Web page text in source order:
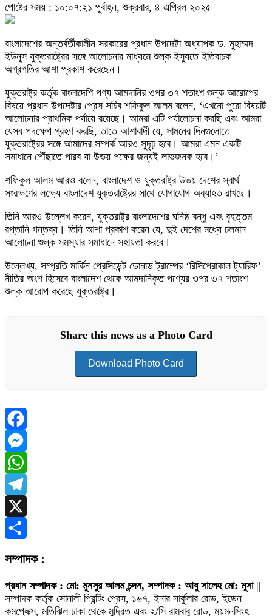
পোষ্টের সময় : ১০:০৭:২১ পূর্বাহ্ন, শুক্রবার, ৪ এপ্রিল ২০২৫
বাংলাদেশের অন্তর্বর্তীকালীন সরকারের প্রধান উপদেষ্টা অধ্যাপক ড. মুহাম্মদ
ইউনূস যুক্তরাষ্ট্রের সঙ্গে আলোচনার মাধ্যমে শুল্ক ইস্যুতে ইতিবাচক
অগ্রগতির আশা প্রকাশ করেছেন।
যুক্তরাষ্ট্র কর্তৃক বাংলাদেশি পণ্য আমদানির ওপর ৩৭ শতাংশ শুল্ক আরোপের
বিষয়ে প্রধান উপদেষ্টার প্রেস সচিব শফিকুল আলম বলেন, ‘এখনো পুরো বিষয়টি
আলোচনার প্রাথমিক পর্যায়ে রয়েছে। আমরা এটি পর্যালোচনা করছি এবং আমরা
যেসব পদক্ষেপ গ্রহণ করছি, তাতে আশাবাদী যে, সামনের দিনগুলোতে
যুক্তরাষ্ট্রের সঙ্গে আমাদের সম্পর্ক আরও সুদৃঢ় হবে। আমরা এমন একটি
সমাধানে পৌঁছাতে পারব যা উভয় পক্ষের জন্যই লাভজনক হবে।’
শফিকুল আলম আরও বলেন, বাংলাদেশ ও যুক্তরাষ্ট্র উভয় দেশের স্বার্থ
সংরক্ষণের লক্ষ্যে বাংলাদেশ যুক্তরাষ্ট্রের সাথে যোগাযোগ অব্যাহত রাখছে।
তিনি আরও উল্লেখ করেন, যুক্তরাষ্ট্র বাংলাদেশের ঘনিষ্ঠ বন্ধু এবং বৃহত্তম
রপ্তানি গন্তব্য। তিনি আশা প্রকাশ করেন যে, দুই দেশের মধ্যে চলমান
আলোচনা শুল্ক সমস্যার সমাধানে সহায়তা করবে।
উল্লেখ্য, সম্প্রতি মার্কিন প্রেসিডেন্ট ডোনাল্ড ট্রাম্পের ‘রিসিপ্রোকাল ট্যারিফ’
নীতির অংশ হিসেবে বাংলাদেশ থেকে আমদানিকৃত পণ্যের ওপর ৩৭ শতাংশ
শুল্ক আরোপ করেছে যুক্তরাষ্ট্র।
Share this news as a Photo Card
Download Photo Card
Facebook
Messenger
WhatsApp
Telegram
X
সম্পাদক :
প্রধান সম্পাদক : মো: মুনসুর আলম চন্দন, সম্পাদক : আবু সালেহ মো: মূসা||
সম্পাদক কর্তৃক সোনালী প্রিন্টিং প্রেস, ১৬৭, ইনার সার্কুলার রোড, ইডেন
কমপ্লেক্স, মতিঝিল ঢাকা থেকে মুদ্রিত এবং ২/সি রামবাবু রোড, ময়মনসিংহ